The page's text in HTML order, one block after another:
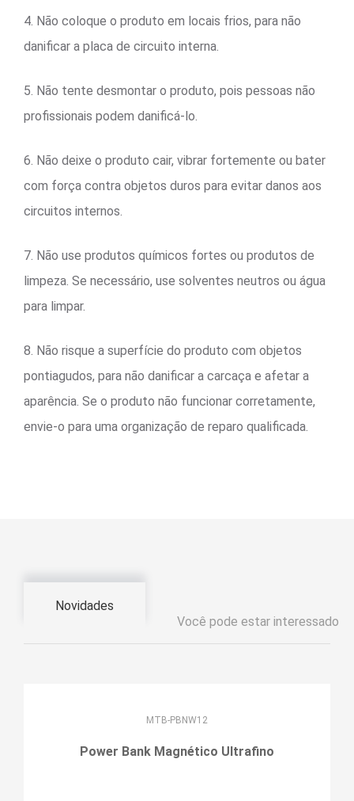
4. Não coloque o produto em locais frios, para não
danificar a placa de circuito interna.
5. Não tente desmontar o produto, pois pessoas não
profissionais podem danificá-lo.
6. Não deixe o produto cair, vibrar fortemente ou bater
com força contra objetos duros para evitar danos aos
circuitos internos.
7. Não use produtos químicos fortes ou produtos de
limpeza. Se necessário, use solventes neutros ou água
para limpar.
8. Não risque a superfície do produto com objetos
pontiagudos, para não danificar a carcaça e afetar a
aparência. Se o produto não funcionar corretamente,
envie-o para uma organização de reparo qualificada.
Novidades
Você pode estar interessado
MTB-PBNW12
Power Bank Magnético Ultrafino